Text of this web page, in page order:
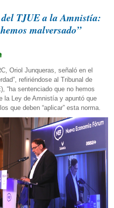
TJUE a la Amnistía:
malversado”
Oriol Junqueras, señaló en el
refiriéndose al Tribunal de
“ha sentenciado que no hemos
la Ley de Amnistía y apuntó que
que deben “aplicar” esta norma.